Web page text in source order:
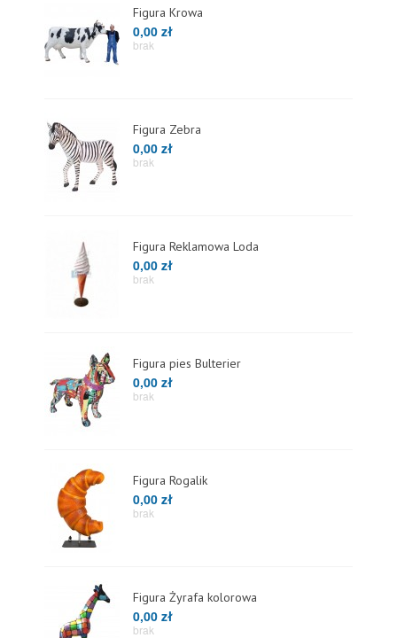
Figura Krowa
0,00 zł
brak
Figura Zebra
0,00 zł
brak
Figura Reklamowa Loda
0,00 zł
brak
Figura pies Bulterier
0,00 zł
brak
Figura Rogalik
0,00 zł
brak
Figura Żyrafa kolorowa
0,00 zł
brak